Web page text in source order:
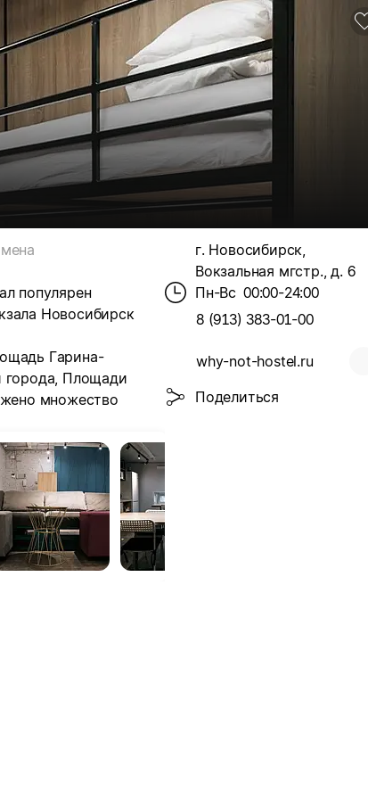
популярен
Новосибирск
Гарина-
города, Площади
множество
г. Новосибирск,
Вокзальная мгстр., д. 6
Пн-Вс 00:00-24:00
8 (913) 383-01-00
why-not-hostel.ru
Поделиться